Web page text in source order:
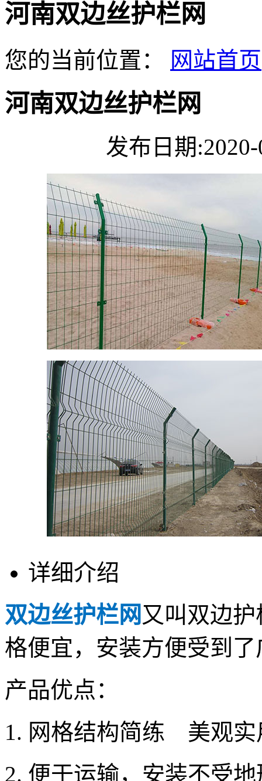
河南双边丝护栏网
您的当前位置： 网站首页
河南双边丝护栏网
发布日期
详细介绍
双边丝护栏网 又叫双边
格便宜，安装方便受
产品优点：
1. 网格结构简练 美
2. 便于运输，安装不